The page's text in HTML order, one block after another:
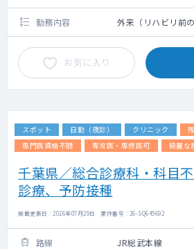
勤務内容 外来（リハビリ前の
お気に入り
スポット 日勤（夜診） クリニック
専門医資格不問
専攻医・専修医可 綺麗な
千葉県／総合診療科・科目
診療、予防接種
掲載更新日 : 2026年07月29日 案件番号 : 26-SQ645692
路線 JR総武本線